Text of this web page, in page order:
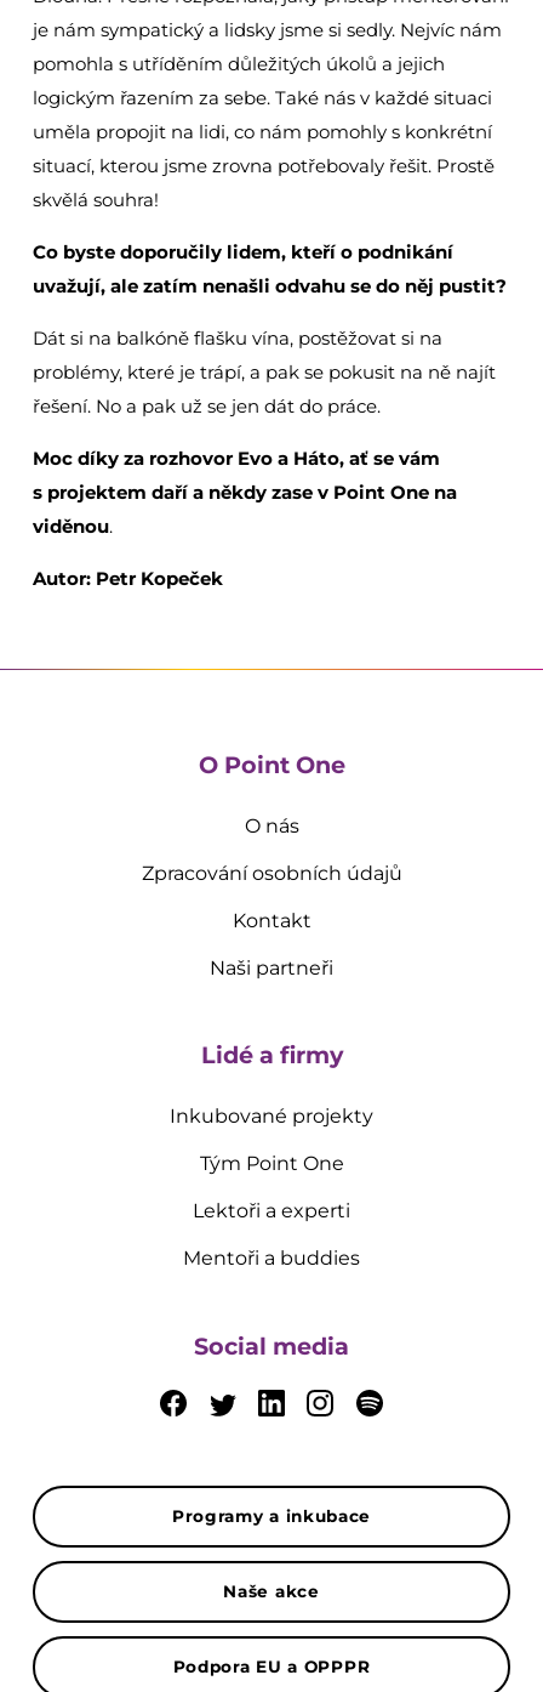
je nám sympatický a lidsky jsme si sedly. Nejvíc nám
pomohla s utříděním důležitých úkolů a jejich
logickým řazením za sebe. Také nás v každé situaci
uměla propojit na lidi, co nám pomohly s konkrétní
situací, kterou jsme zrovna potřebovaly řešit. Prostě
skvělá souhra!
Co byste doporučily lidem, kteří o podnikání
uvažují, ale zatím nenašli odvahu se do něj pustit?
Dát si na balkóně flašku vína, postěžovat si na
problémy, které je trápí, a pak se pokusit na ně najít
řešení. No a pak už se jen dát do práce.
Moc díky za rozhovor Evo a Háto, ať se vám
s projektem daří a někdy zase v Point One na
viděnou.
Autor: Petr Kopeček
O Point One
O nás
Zpracování osobních údajů
Kontakt
Naši partneři
Lidé a firmy
Inkubované projekty
Tým Point One
Lektoři a experti
Mentoři a buddies
Social media
Programy a inkubace
Naše akce
Podpora EU a OPPPR